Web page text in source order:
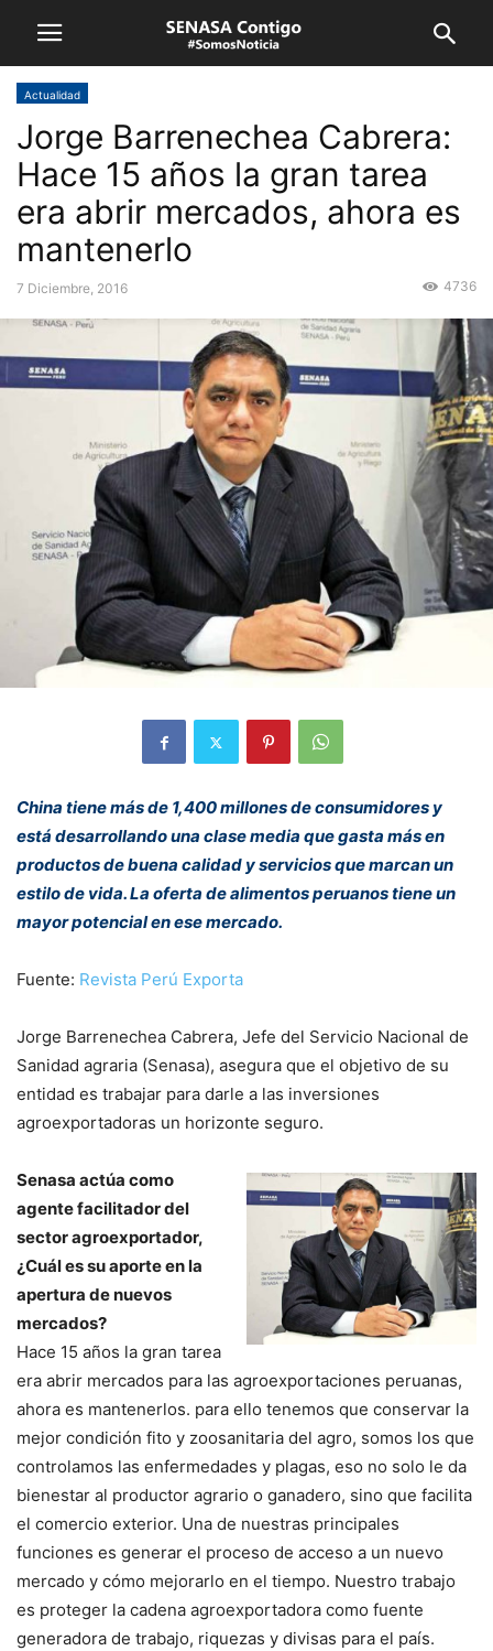
Actualidad
Jorge Barrenechea Cabrera:
Hace 15 años la gran tarea
era abrir mercados, ahora es
mantenerlo
7 Diciembre, 2016 4736
China tiene más de 1,400 millones de consumidores y
está desarrollando una clase media que gasta más en
productos de buena calidad y servicios que marcan un
estilo de vida. La oferta de alimentos peruanos tiene un
mayor potencial en ese mercado.
Fuente: Revista Perú Exporta
Jorge Barrenechea Cabrera, Jefe del Servicio Nacional de
Sanidad agraria (Senasa), asegura que el objetivo de su
entidad es trabajar para darle a las inversiones
agroexportadoras un horizonte seguro.
Senasa actúa como
agente facilitador del
sector agroexportador,
¿Cuál es su aporte en la
apertura de nuevos
mercados?
Hace 15 años la gran tarea
era abrir mercados para las agroexportaciones peruanas,
ahora es mantenerlos. para ello tenemos que conservar la
mejor condición fito y zoosanitaria del agro, somos los que
controlamos las enfermedades y plagas, eso no solo le da
bienestar al productor agrario o ganadero, sino que facilita
el comercio exterior. Una de nuestras principales
funciones es generar el proceso de acceso a un nuevo
mercado y cómo mejorarlo en el tiempo. Nuestro trabajo
es proteger la cadena agroexportadora como fuente
generadora de trabajo, riquezas y divisas para el país.